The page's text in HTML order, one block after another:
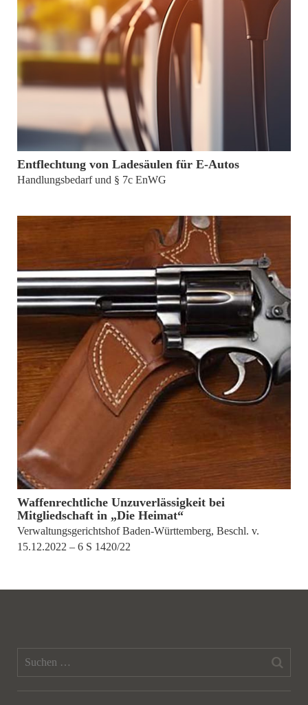
vonMarc Goldberg, Stefan Maier
Entflechtung von Ladesäulen für E-Autos
Handlungsbedarf und § 7c EnWG
von Andreas Raab
Waffenrechtliche Unzuverlässigkeit bei
Mitgliedschaft in „Die Heimat“
Verwaltungsgerichtshof Baden-Württemberg, Beschl. v.
15.12.2022 – 6 S 1420/22